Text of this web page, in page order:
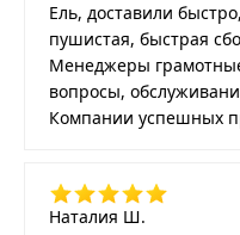
Ель, доставили
пушистая, быстрая
Менеджеры
вопросы,
Компании успешных
Наталия Ш.